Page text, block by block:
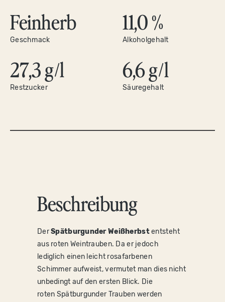
Feinherb
Geschmack
11,0 %
Alkoholgehalt
27,3 g/l
Restzucker
6,6 g/l
Säuregehalt
Beschreibung
DerSpätburgunder Weißherbstentsteht
aus roten Weintrauben. Da er jedoch
lediglich einen leicht rosafarbenen
Schimmer aufweist, vermutet man dies nicht
unbedingt auf den ersten Blick. Die
roten Spätburgunder Trauben werden